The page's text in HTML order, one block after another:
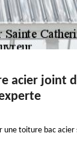
acier joint
une toiture bac acier